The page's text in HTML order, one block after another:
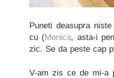
Puneti deasupra
cu (Monica, asta-i
zic. Se da peste cap
V-am zis ce de mi-a